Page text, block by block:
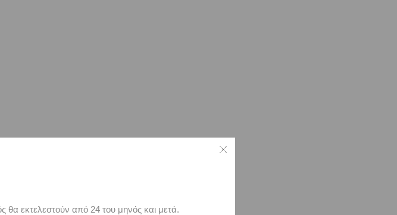
θα εκτελεστούν από 24 του μηνός και μετά.